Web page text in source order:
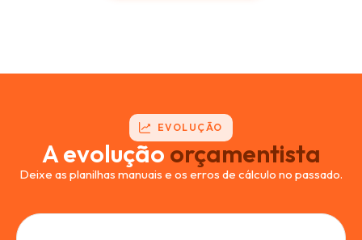
EVOLUÇÃO
A evolução orçamentista
Deixe as planilhas manuais e os erros de cálculo no passado.